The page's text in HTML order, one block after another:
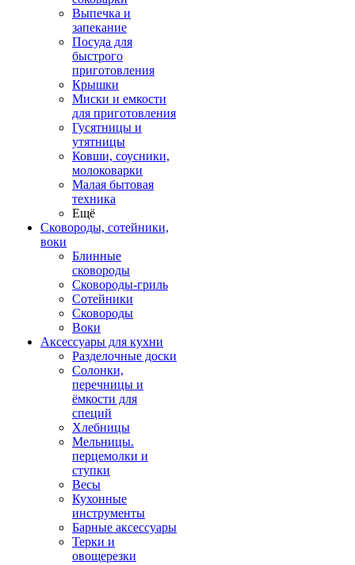
Выпечка и
запекание
Посуда для
быстрого
приготовления
Крышки
Миски и емкости
для приготовления
Гусятницы и
утятницы
Ковши, соусники,
молоковарки
Малая бытовая
техника
Ещё
Сковороды, сотейники,
воки
Блинные
сковороды
Сковороды-гриль
Сотейники
Сковороды
Воки
Аксессуары для кухни
Разделочные доски
Солонки,
перечницы и
ёмкости для
специй
Хлебницы
Мельницы.
перцемолки и
ступки
Весы
Кухонные
инструменты
Барные аксессуары
Терки и
овощерезки